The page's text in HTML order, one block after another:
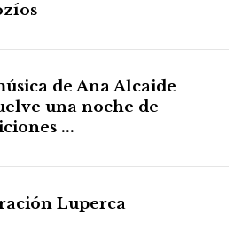
de Ana Alcaide
una noche de
...
Luperca